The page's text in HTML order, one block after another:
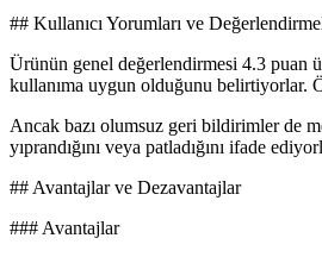
## Kullanıcı Yorumları ve
Ürünün genel değerlendirmesi 4.3 puan
kullanıma uygun olduğunu belirtiyorlar.
Ancak bazı olumsuz geri bildirimler de
yıprandığını veya patladığını ifade
## Avantajlar ve Dezavantajlar
### Avantajlar